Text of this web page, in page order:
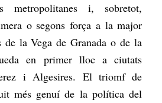
i, sobretot,
o segons força a la major
la Vega de Granada o de la
en primer lloc a ciutats
i Algesires. El triomf de
més genuí de la política del